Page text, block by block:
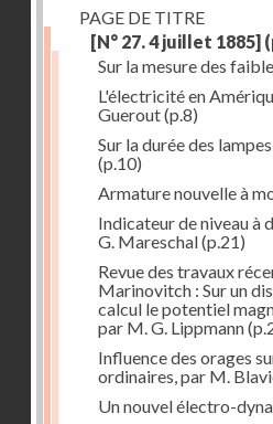
PAGE DE TITRE
[N° 27. 4 juillet 1885]
Sur la mesure des
L'électricité en
Guerout(p.8)
Sur la durée des
(p.10)
Armature nouvelle à
Indicateur de niveau à
G. Mareschal(p.21)
Revue des travaux
Marinovitch : Sur un
calcul le potentiel
par M. G. Lippmann
Influence des orages
ordinaires, par M.
Un nouvel électro-